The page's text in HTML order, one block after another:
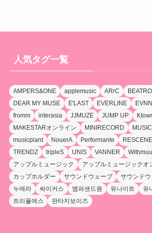
人気タグ一覧
AMPERS&ONE applemusic ARrC
DEAR MY MUSE
E'LAST EVERLINE
fromm
interasia JJMUZE JUMP UP
MAKESTARオンライン
MINIRECORD
musicplant
NouerA Performante RESCENE
TRENDZ
tripleS UNIS VANNER Withmuu
アップルミュージック
アップルミュージックオ
カップホルダー
サウンドウェーブ
サウンド
누에라
싸이커스 앰퍼샌드원 유나이트 유
트리플에스
판타지보이즈